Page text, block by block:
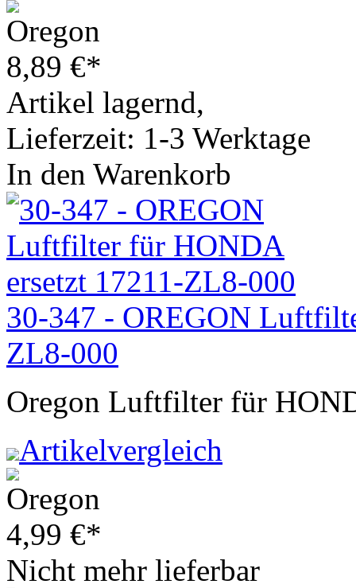
8,89 €*
Artikel lagernd,
Lieferzeit: 1-3 Werktage
In den Warenkorb
30-347 - OREGON
ZL8-000
Oregon Luftfilter für
Artikelvergleich
4,99 €*
Nicht mehr lieferbar